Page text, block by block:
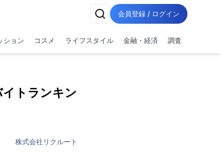
会員登録 / ログイン
ション コスメ ライフスタイル 金融・経済 調査
トランキン
株式会社リクルート